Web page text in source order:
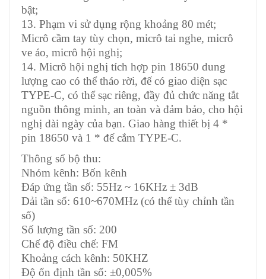
bật;
13. Phạm vi sử dụng rộng khoảng 80 mét;
Micrô cầm tay tùy chọn, micrô tai nghe, micrô
ve áo, micrô hội nghị;
14. Micrô hội nghị tích hợp pin 18650 dung
lượng cao có thể tháo rời, đế có giao diện sạc
TYPE-C, có thể sạc riêng, đầy đủ chức năng tắt
nguồn thông minh, an toàn và đảm bảo, cho hội
nghị dài ngày của bạn. Giao hàng thiết bị 4 *
pin 18650 và 1 * đế cắm TYPE-C.
Thông số bộ thu:
Nhóm kênh: Bốn kênh
Đáp ứng tần số: 55Hz ~ 16KHz ± 3dB
Dải tần số: 610~670MHz (có thể tùy chỉnh tần
số)
Số lượng tần số: 200
Chế độ điều chế: FM
Khoảng cách kênh: 50KHZ
Độ ổn định tần số: ±0,005%